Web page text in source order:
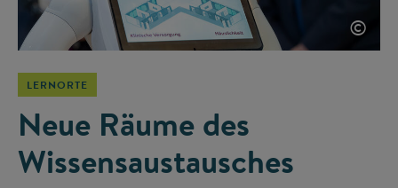
©
LERNORTE
Neue Räume des
Wissensaustausches